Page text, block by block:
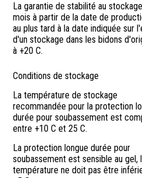
La garantie de stabilité au
mois à partir de la date de
au plus tard à la date indiquée sur
d'un stockage dans les bidons
à +20 C.
Conditions de stockage
La température de stockage
recommandée pour la protection
durée pour soubassement est
entre +10 C et 25 C.
La protection longue durée pour
soubassement est sensible au gel,
température ne doit pas être